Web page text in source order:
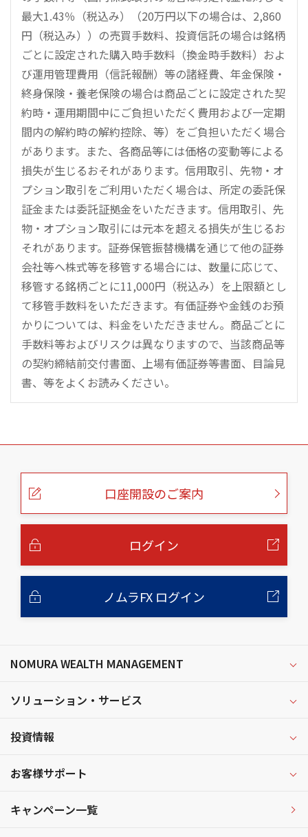
最大1.43％（税込み）（20万円以下の場合は、2,860
円（税込み））の売買手数料、投資信託の場合は銘柄
ごとに設定された購入時手数料（換金時手数料）およ
び運用管理費用（信託報酬）等の諸経費、年金保険・
終身保険・養老保険の場合は商品ごとに設定された契
約時・運用期間中にご負担いただく費用および一定期
間内の解約時の解約控除、等）をご負担いただく場合
があります。また、各商品等には価格の変動等による
損失が生じるおそれがあります。信用取引、先物・オ
プション取引をご利用いただく場合は、所定の委託保
証金または委託証拠金をいただきます。信用取引、先
物・オプション取引には元本を超える損失が生じるお
それがあります。証券保管振替機構を通じて他の証券
会社等へ株式等を移管する場合には、数量に応じて、
移管する銘柄ごとに11,000円（税込み）を上限額とし
て移管手数料をいただきます。有価証券や金銭のお預
かりについては、料金をいただきません。商品ごとに
手数料等およびリスクは異なりますので、当該商品等
の契約締結前交付書面、上場有価証券等書面、目論見
書、等をよくお読みください。
こ
口座開設のご案内
ログイン
ノムラFX ログイン
NOMURA WEALTH MANAGEMENT
ソリューション・サービス
投資情報
お客様サポート
キャンペーン一覧